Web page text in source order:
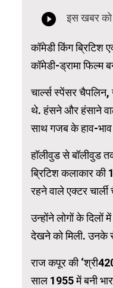
कॉमेडी किंग ब्रिटिश
कॉमेडी-ड्रामा फिल्म
चार्ल्स स्पेंसर
थे. हंसने और हंसाने
साथ गजब के हाव-
हॉलीवुड से बॉलीवुड
ब्रिटिश कलाकार की
रहने वाले एक्टर
उन्होंने लोगों के
देखने को मिली. उनके
राज कपूर की
साल 1955 में बनी